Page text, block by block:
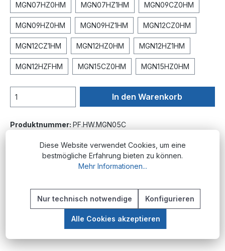
MGN07HZ0HM MGN07HZ1HM MGN09CZ0HM
MGN09HZ0HM MGN09HZ1HM MGN12CZ0HM
MGN12CZ1HM MGN12HZ0HM MGN12HZ1HM
MGN12HZFHM MGN15CZ0HM MGN15HZ0HM
In den Warenkorb
Produktnummer: PF.HW.MGN05C
Baureihe MGN sind Bestandteil der
Profilschienenführungen des Herstellers
Mehr
Diese Website verwendet Cookies, um eine
bestmögliche Erfahrung bieten zu können.
Mehr Informationen...
Nur technisch notwendige Konfigurieren
Alle Cookies akzeptieren